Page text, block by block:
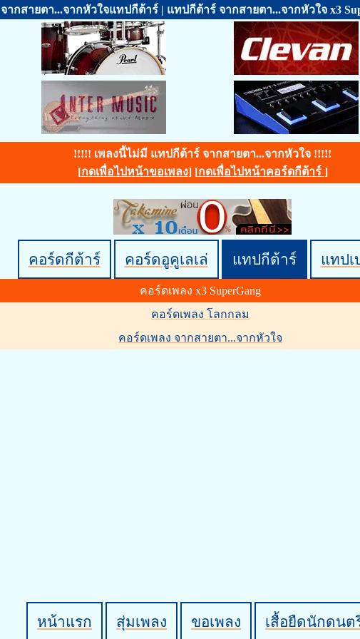
จากสายตา...จากหัวใจแทปกีต้าร์ | แทปกีต้าร์ จากสายตา...จากหัวใจ x3
!!!!! เพลงนี้ไม่มี แทปกีต้าร์ จากสายตา...จากหัวใจ !!!!!
[กดเพื่อไปหน้าขอเพลง] [กดเพื่อไปหน้าคอร์ดกีต้าร์ ]
คอร์ดกีต้าร์ คอร์ดอูคูเลเล่ แทปกีต้าร์ แทปเ
คอร์ดเพลง x3 SuperGang
คอร์ดเพลง โลกกลม
คอร์ดเพลง จากสายตา...จากหัวใจ
หน้าแรก สุ่มเพลง ขอเพลง เสื้อยืดนักดนต